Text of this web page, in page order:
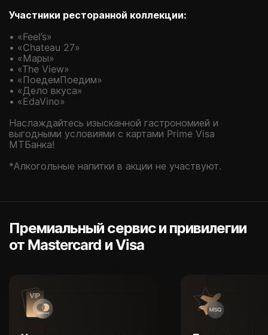
Участники ресторанной коллекции:
• «Feel’s»
• «Chateau 27»
• «Мары»
• «The View»
• «ПоедемПоедим»
• «Дело вкуса»
• «EdaVino»
Наслаждайтесь изысканной гастрономией и
выгодными условиями с картами Prime Visa
МТБанка!
*Алкогольные напитки в акции не участвуют.
Премиальный сервис и привилегии
от Mastercard и Visa